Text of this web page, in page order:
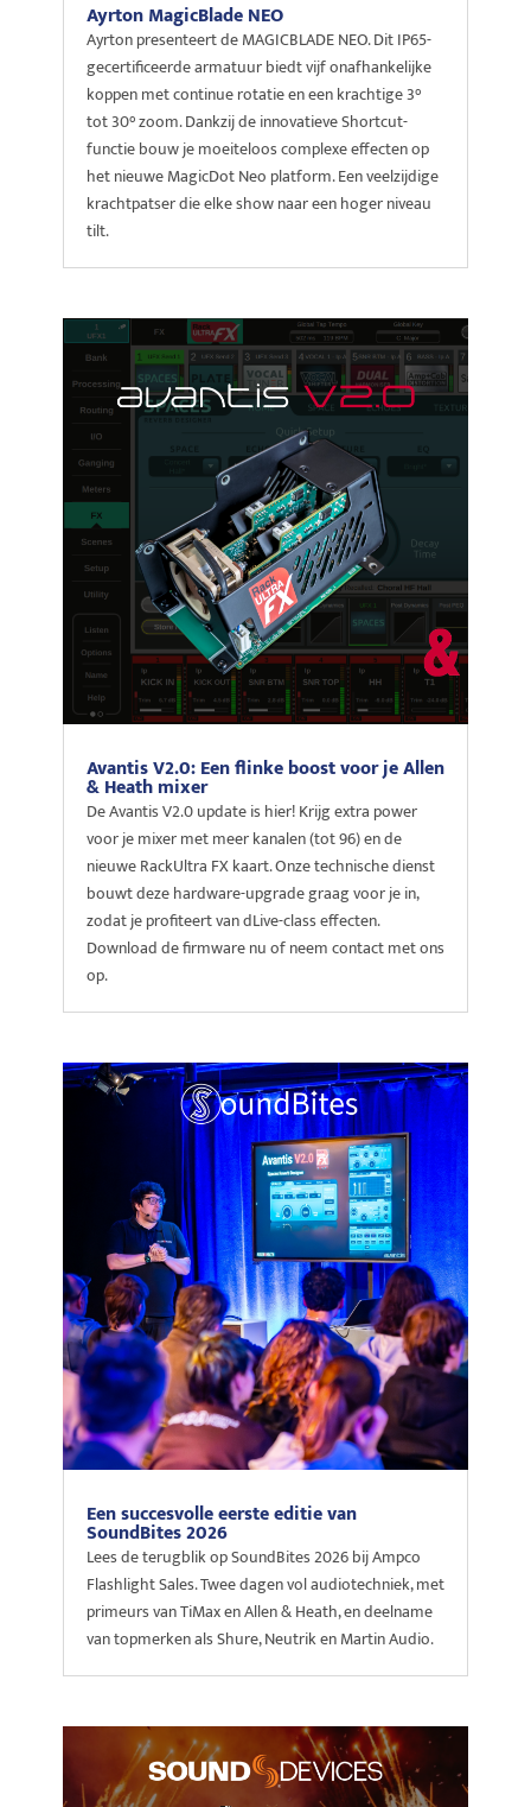
Ayrton MagicBlade NEO
Ayrton presenteert de MAGICBLADE NEO. Dit IP65-
gecertificeerde armatuur biedt vijf onafhankelijke
koppen met continue rotatie en een krachtige 3°
tot 30° zoom. Dankzij de innovatieve Shortcut-
functie bouw je moeiteloos complexe effecten op
het nieuwe MagicDot Neo platform. Een veelzijdige
krachtpatser die elke show naar een hoger niveau
tilt.
Avantis V2.0: Een flinke boost voor je Allen
& Heath mixer
De Avantis V2.0 update is hier! Krijg extra power
voor je mixer met meer kanalen (tot 96) en de
nieuwe RackUltra FX kaart. Onze technische dienst
bouwt deze hardware-upgrade graag voor je in,
zodat je profiteert van dLive-class effecten.
Download de firmware nu of neem contact met ons
op.
Een succesvolle eerste editie van
SoundBites 2026
Lees de terugblik op SoundBites 2026 bij Ampco
Flashlight Sales. Twee dagen vol audiotechniek, met
primeurs van TiMax en Allen & Heath, en deelname
van topmerken als Shure, Neutrik en Martin Audio.